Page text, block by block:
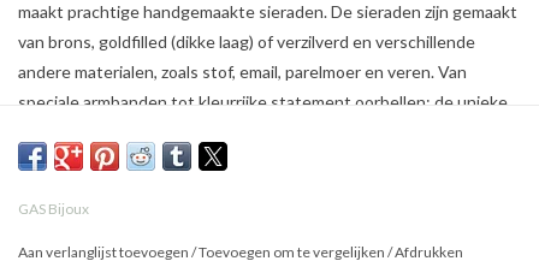
maakt prachtige handgemaakte sieraden. De sieraden zijn gemaakt
van brons, goldfilled (dikke laag) of verzilverd en verschillende
andere materialen, zoals stof, email, parelmoer en veren. Van
speciale armbanden tot kleurrijke statement oorbellen: de unieke
GAS Bijoux
Aan verlanglijst toevoegen /Toevoegen om te vergelijken /Afdrukken